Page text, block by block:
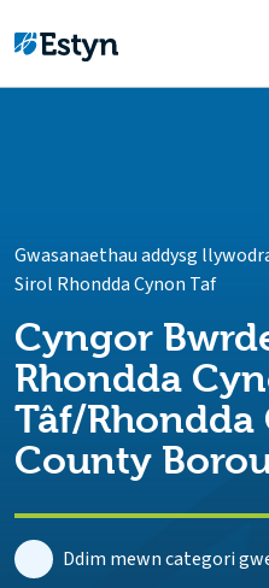
Gwasanaethau addysg
Sirol Rhondda Cynon Taf
Cyngor
Rhondda
Tâf/Rhondda
County
Ddim mewn categori